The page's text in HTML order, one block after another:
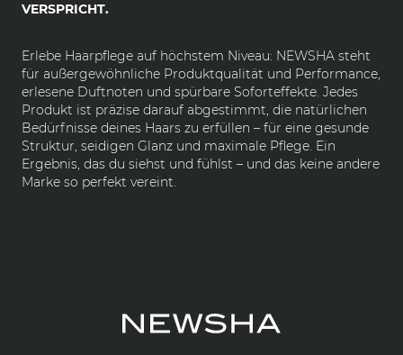
VERSPRICHT.
Erlebe Haarpflege auf höchstem Niveau: NEWSHA steht
für außergewöhnliche Produktqualität und Performance,
erlesene Duftnoten und spürbare Soforteffekte. Jedes
Produkt ist präzise darauf abgestimmt, die natürlichen
Bedürfnisse deines Haars zu erfüllen – für eine gesunde
Struktur, seidigen Glanz und maximale Pflege. Ein
Ergebnis, das du siehst und fühlst – und das keine andere
Marke so perfekt vereint.